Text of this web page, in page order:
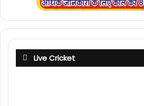
Live Cricket